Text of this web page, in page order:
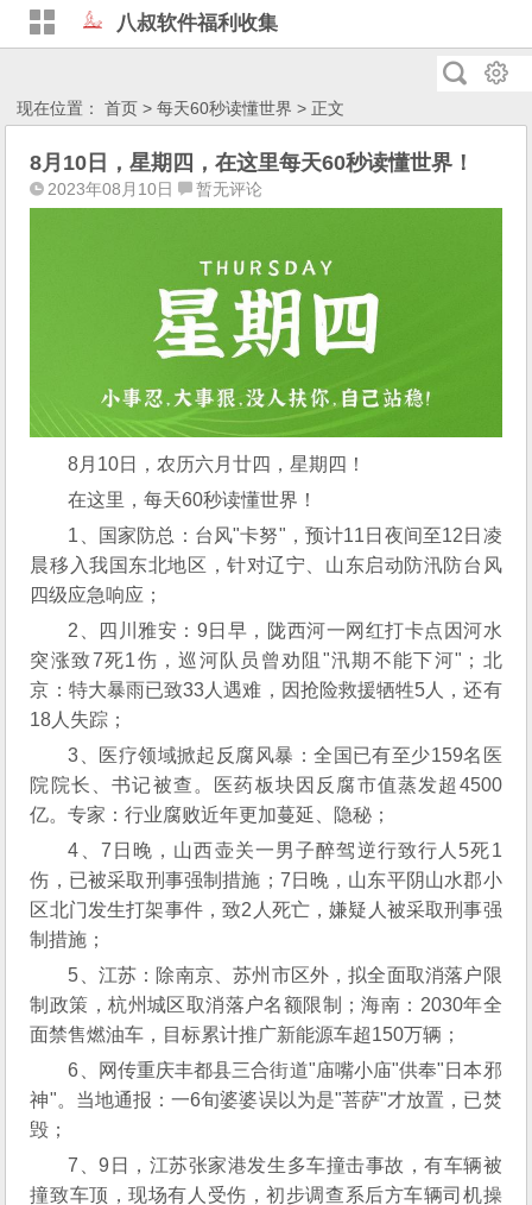
八叔软件福利收集
现在位置：首页 >每天60秒读懂世界 > 正文
8月10日，星期四，在这里每天60秒读懂世界！
2023年08月10日 暂无评论
8月10日，农历六月廿四，星期四！
在这里，每天60秒读懂世界！
1、国家防总：台风"卡努"，预计11日夜间至12日凌
晨移入我国东北地区，针对辽宁、山东启动防汛防台风
四级应急响应；
2、四川雅安：9日早，陇西河一网红打卡点因河水
突涨致7死1伤，巡河队员曾劝阻"汛期不能下河"；北
京：特大暴雨已致33人遇难，因抢险救援牺牲5人，还有
18人失踪；
3、医疗领域掀起反腐风暴：全国已有至少159名医
院院长、书记被查。医药板块因反腐市值蒸发超4500
亿。专家：行业腐败近年更加蔓延、隐秘；
4、7日晚，山西壶关一男子醉驾逆行致行人5死1
伤，已被采取刑事强制措施；7日晚，山东平阴山水郡小
区北门发生打架事件，致2人死亡，嫌疑人被采取刑事强
制措施；
5、江苏：除南京、苏州市区外，拟全面取消落户限
制政策，杭州城区取消落户名额限制；海南：2030年全
面禁售燃油车，目标累计推广新能源车超150万辆；
6、网传重庆丰都县三合街道"庙嘴小庙"供奉"日本邪
神"。当地通报：一6旬婆婆误以为是"菩萨"才放置，已焚
毁；
7、9日，江苏张家港发生多车撞击事故，有车辆被
撞致车顶，现场有人受伤，初步调查系后方车辆司机操